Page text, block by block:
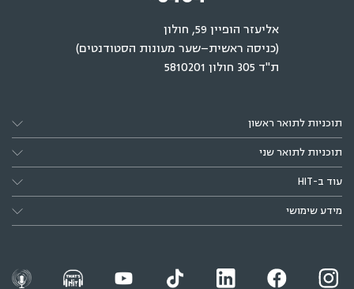
אליעזר הופיין 59, חולון
(כניסה ראשית–שער מעונות הסטודנטים)
ת"ד 305 חולון 5810201
תוכניות לתואר ראשון
תוכניות לתואר שני
עוד ב-HIT
מידע שימושי